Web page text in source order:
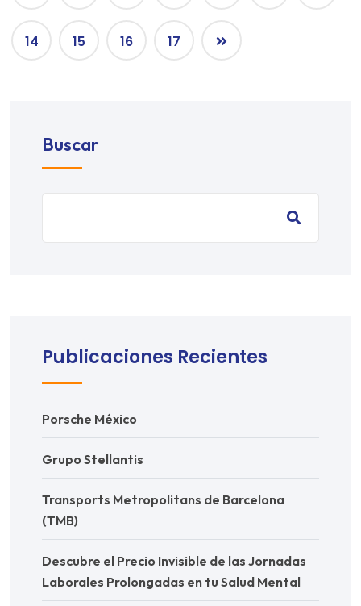
14 15 16 17
Buscar
Publicaciones Recientes
Porsche México
Grupo Stellantis
Transports Metropolitans de Barcelona
(TMB)
Descubre el Precio Invisible de las Jornadas
Laborales Prolongadas en tu Salud Mental